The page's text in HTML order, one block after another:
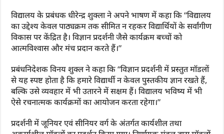
विद्यालय के प्रबंधक धीरेन्द्र शुक्ला ने अपने भाषण में कहा कि “विद्यालय
का उद्देश्य केवल पाठ्यक्रम तक सीमित न रहकर विद्यार्थियों के सर्वांगीण
विकास पर केंद्रित है। विज्ञान प्रदर्शनी जैसे कार्यक्रम बच्चों को
आत्मविश्वास और मंच प्रदान करते हैं।”
प्रबंधनिदेशक विनय शुक्ल ने कहा कि “विज्ञान प्रदर्शनी में प्रस्तुत मॉडलों
से यह स्पष्ट होता है कि हमारे विद्यार्थी न केवल पुस्तकीय ज्ञान रखते हैं,
बल्कि उसे व्यवहार में भी उतारने में सक्षम हैं। विद्यालय भविष्य में भी
ऐसे रचनात्मक कार्यक्रमों का आयोजन करता रहेगा।”
प्रदर्शनी में जूनियर एवं सीनियर वर्ग के अंतर्गत कार्यशील तथा